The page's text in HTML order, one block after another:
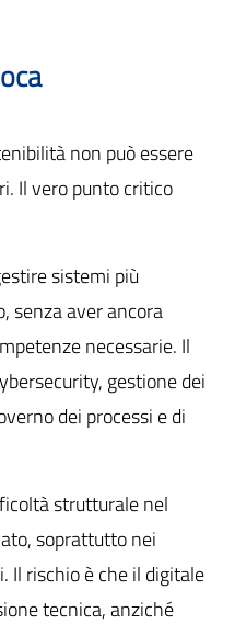
non può essere
Il vero punto critico
sistemi più
senza aver ancora
necessarie. Il
gestione dei
dei processi e di
strutturale nel
soprattutto nei
Il rischio è che il digitale
tecnica, anziché